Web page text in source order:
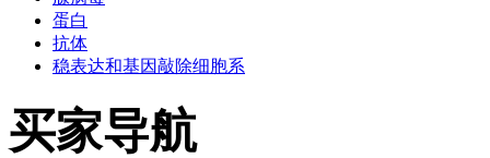
蛋白
抗体
稳表达和基因敲除细胞系
买家导航